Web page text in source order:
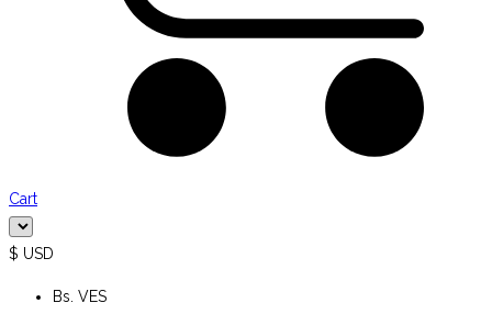
Cart
$ USD
Bs. VES